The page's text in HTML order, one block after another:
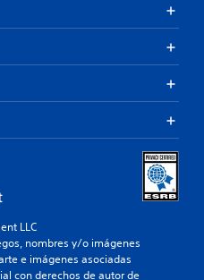
LLC
nombres y/o imágenes
e imágenes asociadas
con derechos de autor de